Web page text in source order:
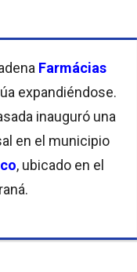
Farmácias
expandiéndose.
inauguró una
en el municipio
, ubicado en el